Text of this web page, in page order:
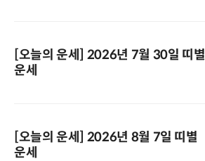
[오늘의 운세] 2026년 7월 30일 띠별
운세
[오늘의 운세] 2026년 8월 7일 띠별
운세